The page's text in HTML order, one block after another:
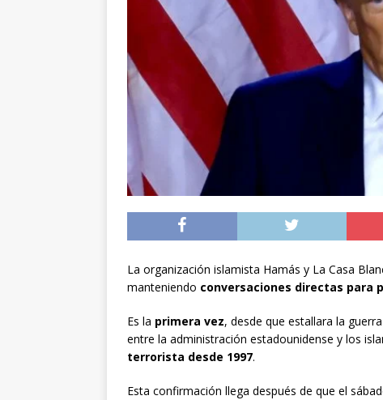
Zonal Federado Norte
[ 04/08/2026 ]
POLICIAL
A 1.666
La organización islamista Hamás y La Casa
manteniendo conversaciones directas para
Es la primera vez, desde que estallara la
entre la administración estadounidense y los
terrorista desde 1997.
Esta confirmación llega después de que el